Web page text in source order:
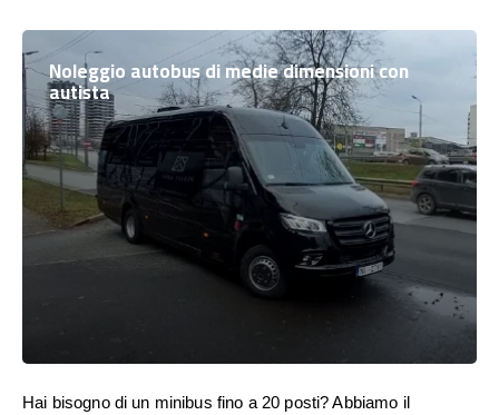
Noleggio autobus di medie dimensioni con
autista
Hai bisogno di un minibus fino a 20 posti? Abbiamo il